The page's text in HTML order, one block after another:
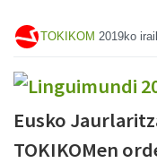
TOKIKOM 2019ko
Eusko
TOKIKOMen